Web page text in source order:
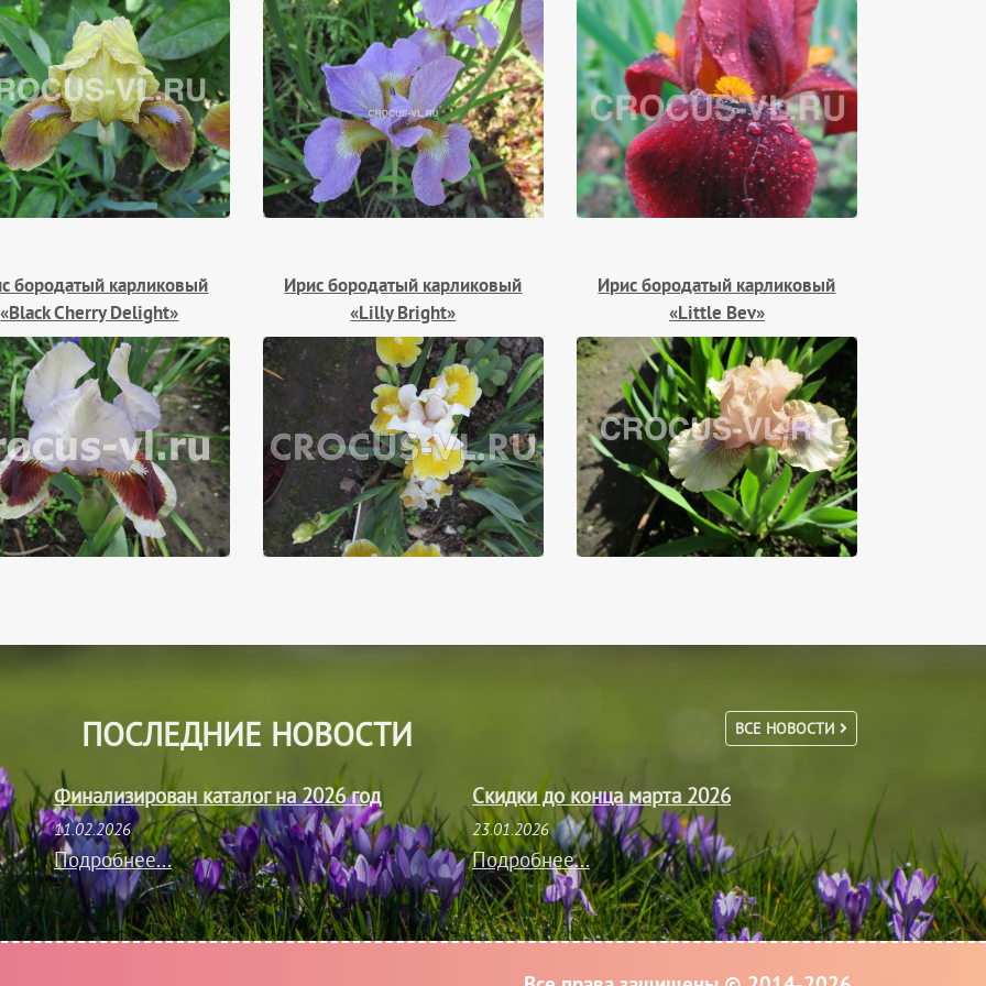
бородатый карликовый
«Black Cherry Delight»
Ирис бородатый карликовый
«Lilly Bright»
Ирис бородатый карликовый
«Little Bev»
ПОСЛЕДНИЕ НОВОСТИ ВСЕ НОВОСТИ
Финализирован каталог на 2026 год
11.02.2026
Подробнее...
Скидки до конца марта 2026
23.01.2026
Подробнее...